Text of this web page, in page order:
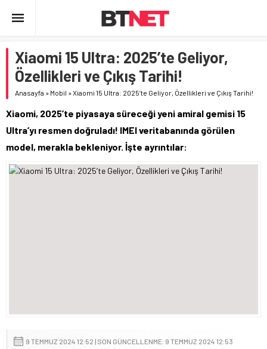
Xiaomi 15 Ultra: 2025’te Geliyor,
Özellikleri ve Çıkış Tarihi!
Anasayfa » Mobil »Xiaomi 15 Ultra: 2025’te Geliyor, Özellikleri ve Çıkış Tarihi!
Xiaomi, 2025’te piyasaya süreceği yeni amiral gemisi 15
Ultra’yı resmen doğruladı! IMEI veritabanında görülen
model, merakla bekleniyor. İşte ayrıntılar:
9 TEMMUZ 2024 12:52 | SON GÜNCELLENME: 9 TEMMUZ 2024 12:53